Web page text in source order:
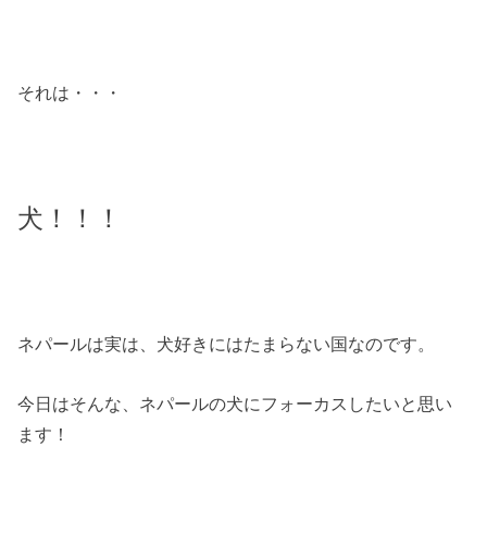
それは・・・
犬！！！
ネパールは実は、犬好きにはたまらない国なのです。
今日はそんな、ネパールの犬にフォーカスしたいと思い
ます！